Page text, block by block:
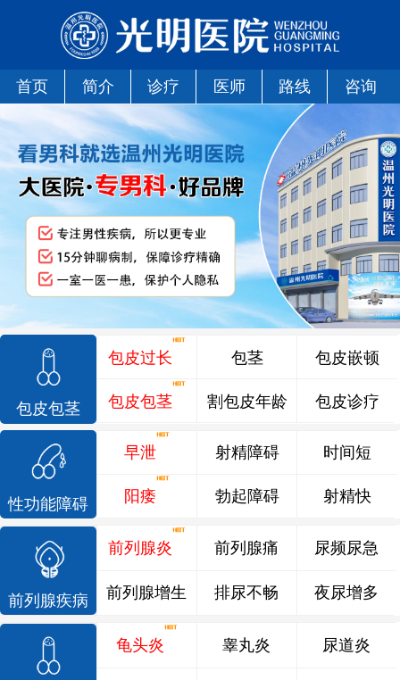
首页 简介 诊疗 医师 路线 咨询
包皮包茎
包皮过长
包皮包茎
包茎
割包皮年龄
包皮嵌顿
包皮诊疗
性功能障碍
早泄
阳痿
射精障碍
勃起障碍
时间短
射精快
前列腺疾病
前列腺炎 前列腺痛 尿频尿急
前列腺增生 排尿不畅 夜尿增多
龟头炎 睾丸炎 尿道炎